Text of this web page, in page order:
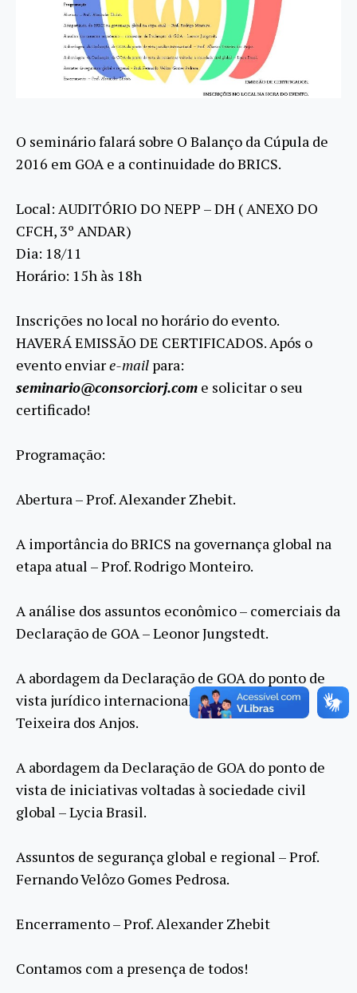
O seminário falará sobre O Balanço da Cúpula de
2016 em GOA e a continuidade do BRICS.
Local: AUDITÓRIO DO NEPP – DH ( ANEXO DO
CFCH, 3º ANDAR)
Dia: 18/11
Horário: 15h às 18h
Inscrições no local no horário do evento.
HAVERÁ EMISSÃO DE CERTIFICADOS. Após o
evento enviare-mail para:
seminario@consorciorj.com e solicitar o seu
certificado!
Programação:
Abertura – Prof. Alexander Zhebit.
A importância do BRICS na governança global na
etapa atual – Prof. Rodrigo Monteiro.
A análise dos assuntos econômico – comerciais da
Declaração de GOA – Leonor Jungstedt.
A abordagem da Declaração de GOA do ponto de
vista jurídico internacional – Prof. Alberico
Teixeira dos Anjos.
A abordagem da Declaração de GOA do ponto de
vista de iniciativas voltadas à sociedade civil
global – Lycia Brasil.
Assuntos de segurança global e regional – Prof.
Fernando Velôzo Gomes Pedrosa.
Encerramento – Prof. Alexander Zhebit
Contamos com a presença de todos!